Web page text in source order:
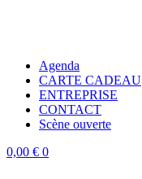
Agenda
CARTE CADEAU
ENTREPRISE
CONTACT
Scène ouverte
0,00 € 0